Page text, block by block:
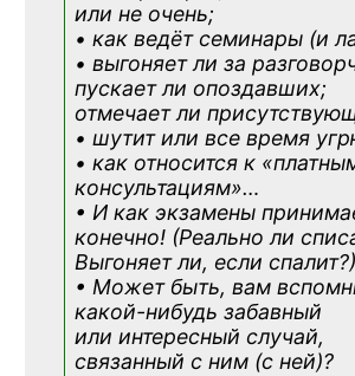
или не очень;
• как ведёт семинары (и
• выгоняет ли за
пускает ли опоздавших;
отмечает ли
• шутит или все время
• как относится к
консультациям»…
• И как экзамены
конечно! (Реально ли
Выгоняет ли, если спалит?)
• Может быть, вам
какой-нибудь забавный
или интересный случай,
связанный с ним (с ней)?